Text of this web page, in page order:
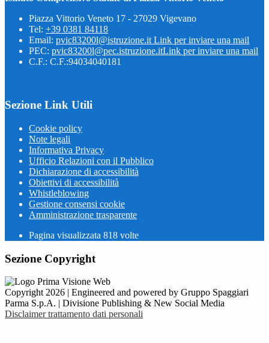
Piazza Vittorio Veneto 17 - 27029 Vigevano
Tel: +39 0381 84118
Email: pvic83200l@istruzione.it Link per inviare una mail
PEC: pvic83200l@pec.istruzione.itLink per inviare una mail
C.F.: C.F.:94034040181
Sezione Link Utili
Cookie policy
Note legali
Informativa Privacy
Ufficio Relazioni con il Pubblico
Dichiarazione di accessibilità
Obiettivi di accessibilità
Whistleblowing
Gestione consensi cookie
Amministrazione trasparente
Pagina visualizzata 818 volte
Sezione Copyright
Copyright 2026 | Engineered and powered by Gruppo Spaggiari
Parma S.p.A. | Divisione Publishing & New Social Media
Disclaimer trattamento dati personali